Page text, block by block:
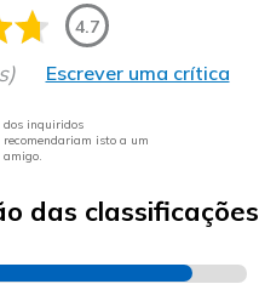
4.7
Escrever uma crítica
dos inquiridos
recomendariam isto a um
amigo.
das classificações